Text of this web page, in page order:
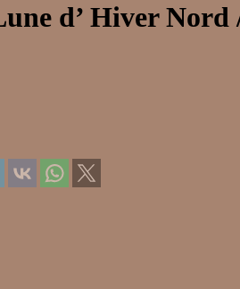
d’ Hiver Nord